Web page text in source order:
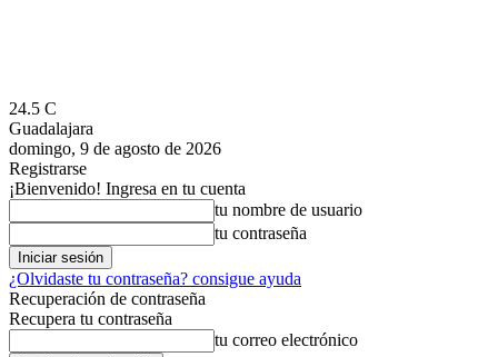
24.5 C
Guadalajara
domingo, 9 de agosto de 2026
Registrarse
¡Bienvenido! Ingresa en tu cuenta
tu nombre de usuario
tu contraseña
¿Olvidaste tu contraseña? consigue ayuda
Recuperación de contraseña
Recupera tu contraseña
tu correo electrónico